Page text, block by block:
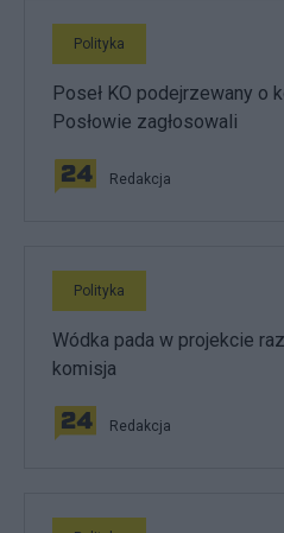
Polityka
Poseł KO podejrzewany o
Posłowie zagłosowali
Redakcja
Polityka
Wódka pada w projekcie
komisja
Redakcja